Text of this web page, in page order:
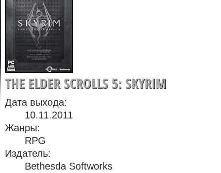
THE ELDER SCROLLS 5: SKYRIM
Дата выхода:
10.11.2011
Жанры:
RPG
Издатель:
Bethesda Softworks